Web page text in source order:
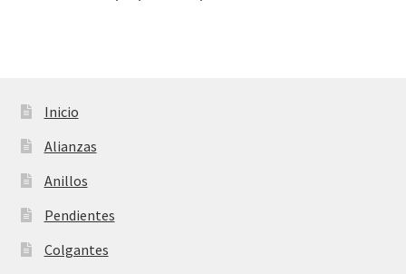
Inicio
Alianzas
Anillos
Pendientes
Colgantes